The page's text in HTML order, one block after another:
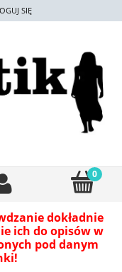
SIĘ
dokładnie
ich do opisów w
pod danym